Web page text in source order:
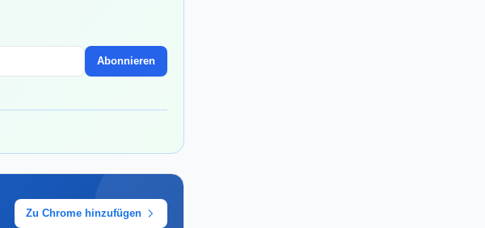
Abonnieren
Zu Chrome hinzufügen